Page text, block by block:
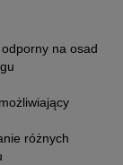
odporny na osad
różnych